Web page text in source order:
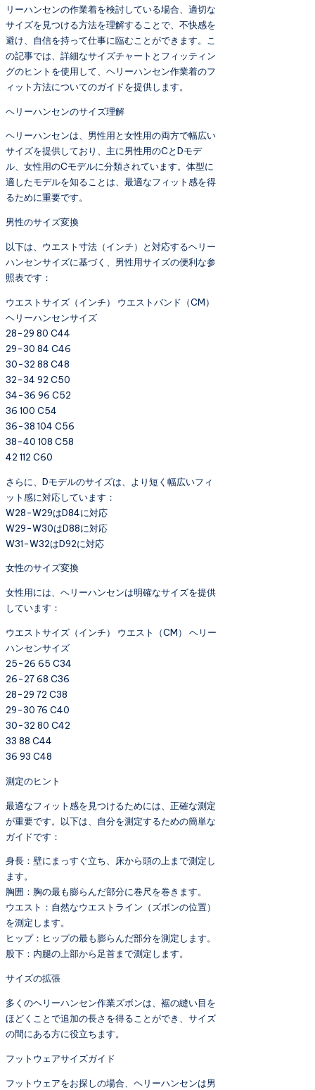
リーハンセンの作業着を検討している場合、適切な
サイズを見つける方法を理解することで、不快感を
避け、自信を持って仕事に臨むことができます。こ
の記事では、詳細なサイズチャートとフィッティン
グのヒントを使用して、ヘリーハンセン作業着のフ
ィット方法についてのガイドを提供します。
ヘリーハンセンのサイズ理解
ヘリーハンセンは、男性用と女性用の両方で幅広い
サイズを提供しており、主に男性用のCとDモデ
ル、女性用のCモデルに分類されています。体型に
適したモデルを知ることは、最適なフィット感を得
るために重要です。
男性のサイズ変換
以下は、ウエスト寸法（インチ）と対応するヘリー
ハンセンサイズに基づく、男性用サイズの便利な参
照表です：
ウエストサイズ（インチ） ウエストバンド（CM）
ヘリーハンセンサイズ
28-29 80 C44
29-30 84 C46
30-32 88 C48
32-34 92 C50
34-36 96 C52
36 100 C54
36-38 104 C56
38-40 108 C58
42 112 C60
さらに、Dモデルのサイズは、より短く幅広いフィ
ット感に対応しています：
W28-W29はD84に対応
W29-W30はD88に対応
W31-W32はD92に対応
女性のサイズ変換
女性用には、ヘリーハンセンは明確なサイズを提供
しています：
ウエストサイズ（インチ） ウエスト（CM） ヘリー
ハンセンサイズ
25-26 65 C34
26-27 68 C36
28-29 72 C38
29-30 76 C40
30-32 80 C42
33 88 C44
36 93 C48
測定のヒント
最適なフィット感を見つけるためには、正確な測定
が重要です。以下は、自分を測定するための簡単な
ガイドです：
身長：壁にまっすぐ立ち、床から頭の上まで測定し
ます。
胸囲：胸の最も膨らんだ部分に巻尺を巻きます。
ウエスト：自然なウエストライン（ズボンの位置）
を測定します。
ヒップ：ヒップの最も膨らんだ部分を測定します。
股下：内腿の上部から足首まで測定します。
サイズの拡張
多くのヘリーハンセン作業ズボンは、裾の縫い目を
ほどくことで追加の長さを得ることができ、サイズ
の間にある方に役立ちます。
フットウェアサイズガイド
フットウェアをお探しの場合、ヘリーハンセンは男